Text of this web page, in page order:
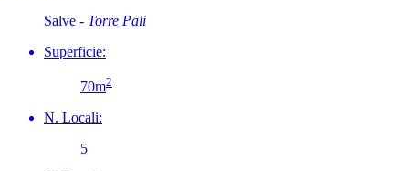
Salve - Torre Pali
Superficie:
70m2
N. Locali:
5